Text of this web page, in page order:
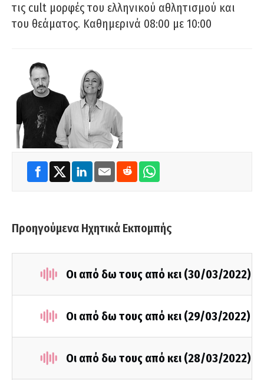
τις cult μορφές του ελληνικού αθλητισμού και
του θεάματος. Καθημερινά 08:00 με 10:00
Προηγούμενα Ηχητικά Εκπομπής
Οι από δω τους από κει (30/03/2022)
Οι από δω τους από κει (29/03/2022)
Οι από δω τους από κει (28/03/2022)